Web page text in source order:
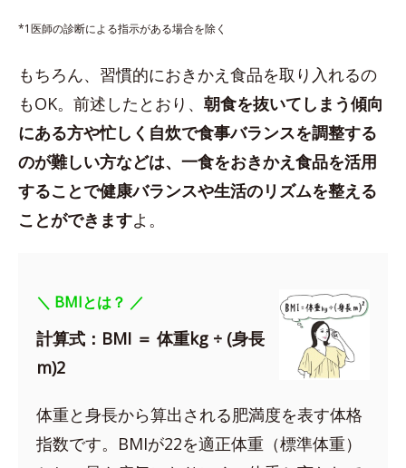
*1医師の診断による指示がある場合を除く
もちろん、習慣的におきかえ食品を取り入れるの
もOK。前述したとおり、 朝食を抜いてしまう傾向
にある方や忙しく自炊で食事バランスを調整する
のが難しい方などは、一食をおきかえ食品を活用
することで健康バランスや生活のリズムを整える
ことができますよ。
＼ BMIとは？ ／
計算式：BMI ＝ 体重kg ÷ (身長
m)2
体重と身長から算出される肥満度を表す体格
指数です。BMIが22を適正体重（標準体重）